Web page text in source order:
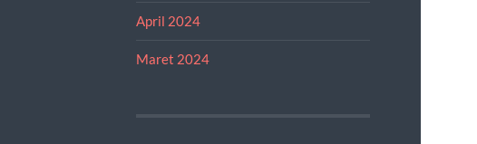
April 2024
Maret 2024